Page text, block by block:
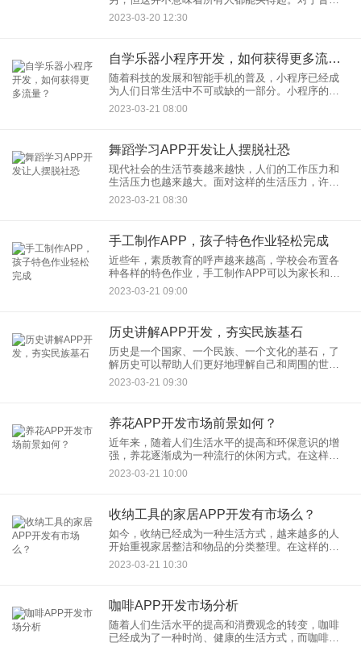
消费者来说，寻找适合自己的美妆产品变得越来越
困难。而美妆APP的开发则为消费者提供了一个更
2023-03-20 12:30
自学乐器小程序开发，如何获得更多流量？
随着科技的发展和智能手机的普及，小程序已经成
为人们日常生活中不可或缺的一部分。小程序的应
用领域非常广泛，其中包括了许多音乐方面的应
2023-03-21 08:00
舞蹈学习APP开发让人摆脱社恐
现代社会的生活节奏越来越快，人们的工作压力和
生活压力也越来越大。面对这样的生活压力，许多
人选择通过学习舞蹈来缓解压力。然而，由于社交
恐惧症等原因，一些人并不愿意去学习舞蹈。这
2023-03-21 08:30
手工制作APP，孩子特色作业轻松完成
近些年，素质教育的呼声越来越高，学校会布置各
种各样的特色作业，手工制作APP可以为家长和孩
子们提供了一个很好的学习平台，使得孩子们可以
在家中轻松地完成手工制作作业，同时也可以锻炼
2023-03-21 09:00
历史讲解APP开发，夯实民族基石
历史是一个国家、一个民族、一个文化的基石，了
解历史可以帮助人们更好地理解自己和周围的世
界。历史讲解APP为用户提供了丰富多彩的历史知
识，让人们更轻松地了解历史文化，夯实文化基
2023-03-21 09:30
养花APP开发市场前景如何？
近年来，随着人们生活水平的提高和环保意识的增
强，养花逐渐成为一种流行的休闲方式。在这样的
背景下，养花APP的开发市场也开始逐渐火热起
来。那么，养花APP开发市场前景如何呢？
2023-03-21 10:00
收纳工具的家居APP开发有市场么？
如今，收纳已经成为一种生活方式，越来越多的人
开始重视家居整洁和物品的分类整理。在这样的背
景下，专门卖收纳工具的家居APP开发是否有市场
呢？ 首先，收纳工具
2023-03-21 10:30
咖啡APP开发市场分析
随着人们生活水平的提高和消费观念的转变，咖啡
已经成为了一种时尚、健康的生活方式，而咖啡